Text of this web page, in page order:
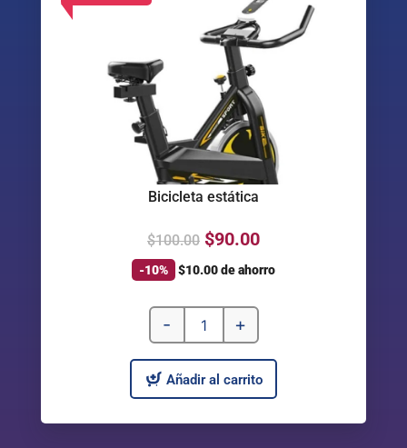
Bicicleta estática
$100.00 $90.00
-10% $10.00de ahorro
- +
Añadir al carrito